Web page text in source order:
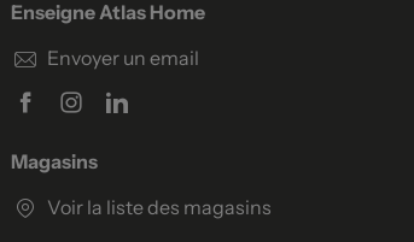
Enseigne Atlas Home
Envoyer un email
Magasins
Voir la liste des magasins